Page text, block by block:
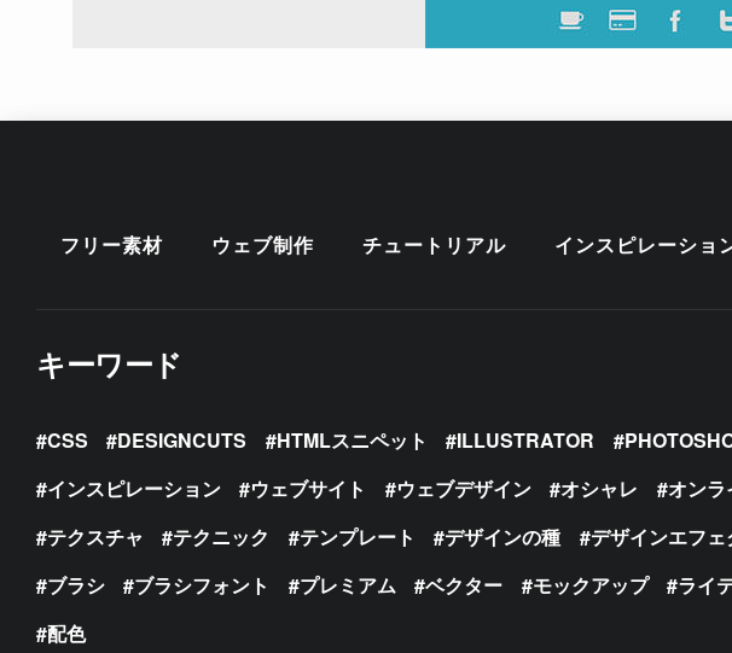
フリー素材 ウェブ制作 チュートリアル インスピレーショ
キーワード
CSS DESIGNCUTS HTMLスニペット ILLUSTRATOR
インスピレーション
ウェブサイト ウェブデザイン オシャレ オンラ
テクスチャ
テクニック テンプレート デザインの種 デザインエフェ
ブラシ
ブラシフォント プレミアム ベクター モックアップ ライ
配色